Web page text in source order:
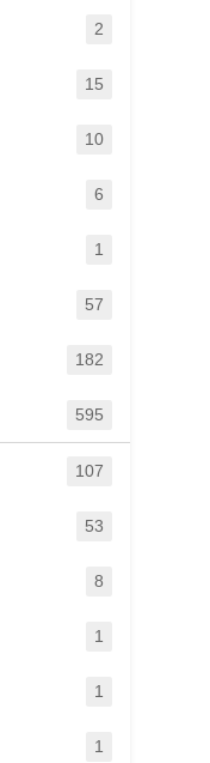
2
15
10
6
1
57
182
595
107
53
8
1
1
1